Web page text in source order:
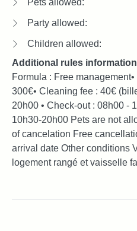
Pets allowed:
Party allowed:
Children allowed:
Additional rules information
Formula : Free
300€• Cleaning fee : 40€
20h00 • Check-out : 08h00 -
10h30-20h00 Pets are not
of cancelation Free
arrival date Other conditions
logement rangé et vaisselle